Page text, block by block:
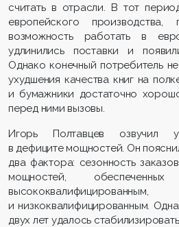
считать в отрасли. В тот
европейского производства,
возможность работать в
удлинились поставки и
Однако конечный потребитель
ухудшения качества книг на
и бумажники достаточно
перед ними вызовы.
Игорь Полтавцев озвучил
в дефиците мощностей. Он
два фактора: сезонность
мощностей,
и низкоквалифицированным.
двух лет удалось